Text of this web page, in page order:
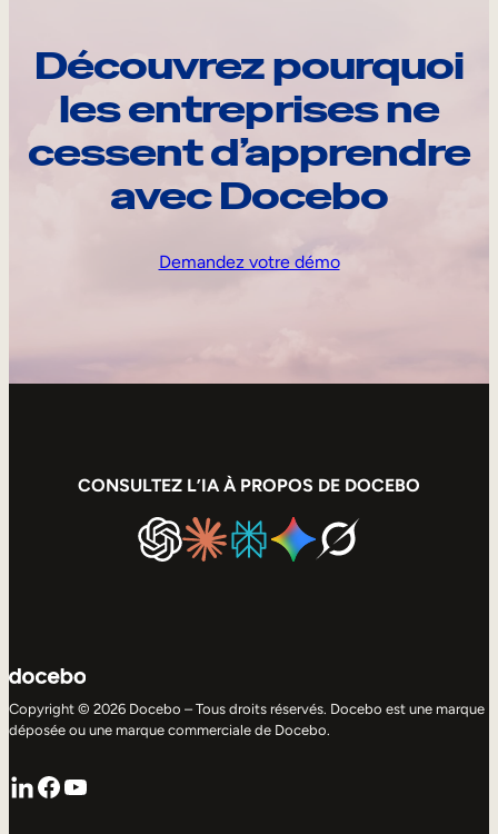
Découvrez pourquoi
les entreprises ne
cessent d’apprendre
avec Docebo
Demandez votre démo
CONSULTEZ L’IA À PROPOS DE DOCEBO
Copyright © 2026 Docebo – Tous droits réservés. Docebo est une marque
déposée ou une marque commerciale de Docebo.
LinkedIn
Facebook
YouTube